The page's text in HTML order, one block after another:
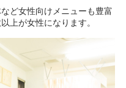
ど女性向けメニューも豊富
上が女性になります。